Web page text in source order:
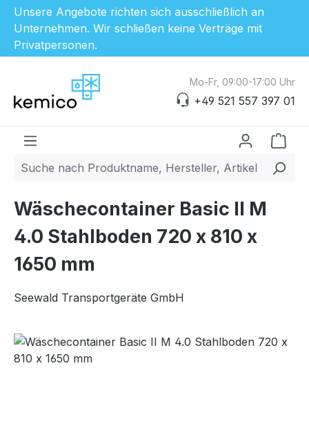
Unsere Angebote richten sich ausschließlich an
Unternehmen. Wir schließen keine Verträge mit
Privatpersonen.
Zum Hauptinhalt springen
Mo-Fr, 09:00-17:00 Uhr
+49 521 557 397 01
Wäschecontainer Basic II M
4.0 Stahlboden 720 x 810 x
1650 mm
Seewald Transportgeräte GmbH
Bildergalerie überspringen